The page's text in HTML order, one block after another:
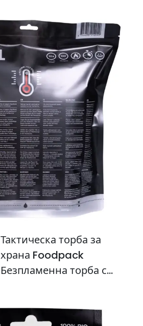
Тактическа торба за
храна Foodpack
Безпламенна торба с